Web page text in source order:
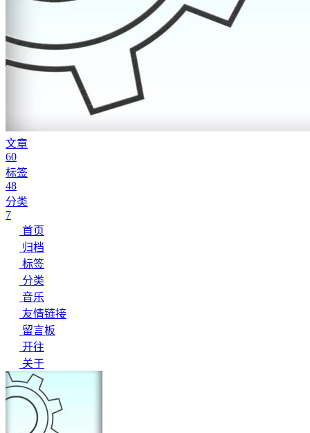
文章
60
标签
48
分类
7
首页
归档
标签
分类
音乐
友情链接
留言板
开往
关于